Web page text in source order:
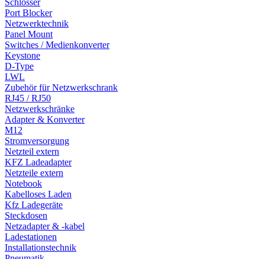
Port Blocker
Netzwerktechnik
Panel Mount
Switches / Medienkonverter
Keystone
D-Type
LWL
Zubehör für Netzwerkschrank
RJ45 / RJ50
Netzwerkschränke
Adapter & Konverter
M12
Stromversorgung
Netzteil extern
KFZ Ladeadapter
Netzteile extern
Notebook
Kabelloses Laden
Kfz Ladegeräte
Steckdosen
Netzadapter & -kabel
Ladestationen
Installationstechnik